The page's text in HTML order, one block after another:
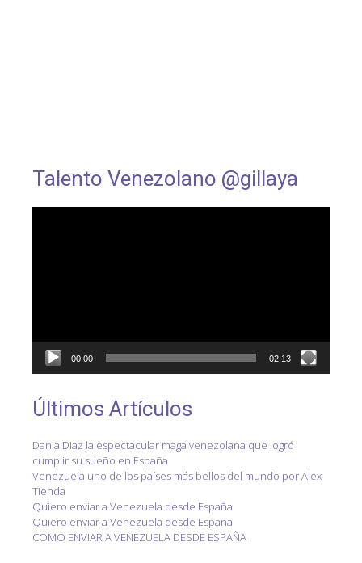
Talento Venezolano @gillaya
00:00 02:13
Últimos Artículos
Dania Diaz la espectacular maga venezolana que logró
cumplir su sueño en España
Venezuela uno de los países más bellos del mundo por Alex
Tienda
Quiero enviar a Venezuela desde España
Quiero enviar a Venezuela desde España
COMO ENVIAR A VENEZUELA DESDE ESPAÑA